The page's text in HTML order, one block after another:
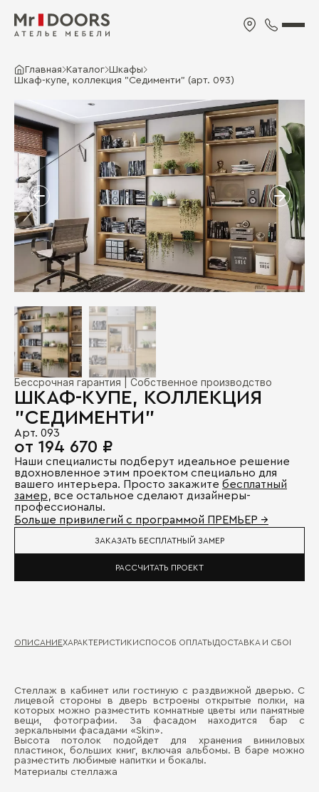
Главная Каталог Шкафы
Шкаф-купе, коллекция "Седименти" (арт. 093)
Бессрочная гарантия | Собственное производство
ШКАФ-КУПЕ, КОЛЛЕКЦИЯ
"СЕДИМЕНТИ"
Арт. 093
от 194 670 ₽
Наши специалисты подберут идеальное решение
вдохновленное этим проектом специально для
вашего интерьера. Просто закажите бесплатный
замер , все остальное сделают дизайнеры-
профессионалы.
Больше привилегий с программой ПРЕМЬЕР →
ЗАКАЗАТЬ БЕСПЛАТНЫЙ ЗАМЕР
РАССЧИТАТЬ ПРОЕКТ
ОПИСАНИЕХАРАКТЕРИСТИКИСПОСОБ ОПЛАТЫДОСТАВКА И СБОРКА
Стеллаж в кабинет или гостиную с раздвижной дверью. С
лицевой стороны в дверь встроены открытые полки, на
которых можно разместить комнатные цветы или памятные
вещи, фотографии. За фасадом находится бар с
зеркальными фасадами «Skin».
Высота потолок подойдет для хранения виниловых
пластинок, больших книг, включая альбомы. В баре можно
разместить любимые напитки и бокалы.
Материалы стеллажа